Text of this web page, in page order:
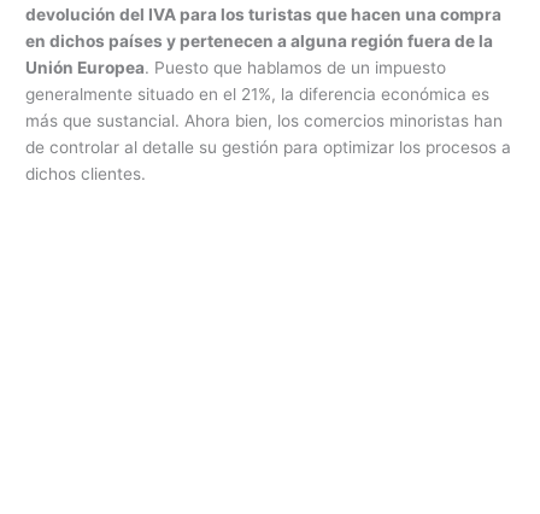
devolución del IVA para los turistas que hacen una compra
en dichos países y pertenecen a alguna región fuera de la
Unión Europea. Puesto que hablamos de un impuesto
generalmente situado en el 21%, la diferencia económica es
más que sustancial. Ahora bien, los comercios minoristas han
de controlar al detalle su gestión para optimizar los procesos a
dichos clientes.